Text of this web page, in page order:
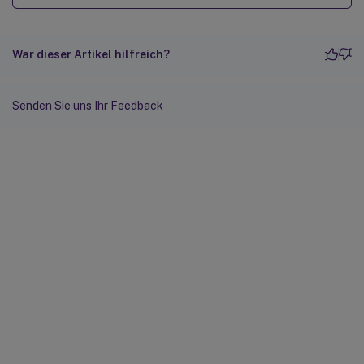
War dieser Artikel hilfreich?
Senden Sie uns Ihr Feedback